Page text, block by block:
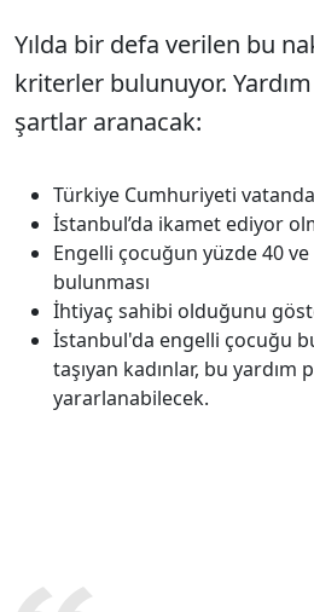
Yılda bir defa verilen bu
kriterler bulunuyor.
şartlar aranacak:
Türkiye Cumhuriyeti
İstanbul’da ikamet ediyor
Engelli çocuğun yüzde 40
bulunması
İhtiyaç sahibi olduğunu
İstanbul'da engelli çocuğu
taşıyan kadınlar, bu yardım
yararlanabilecek.